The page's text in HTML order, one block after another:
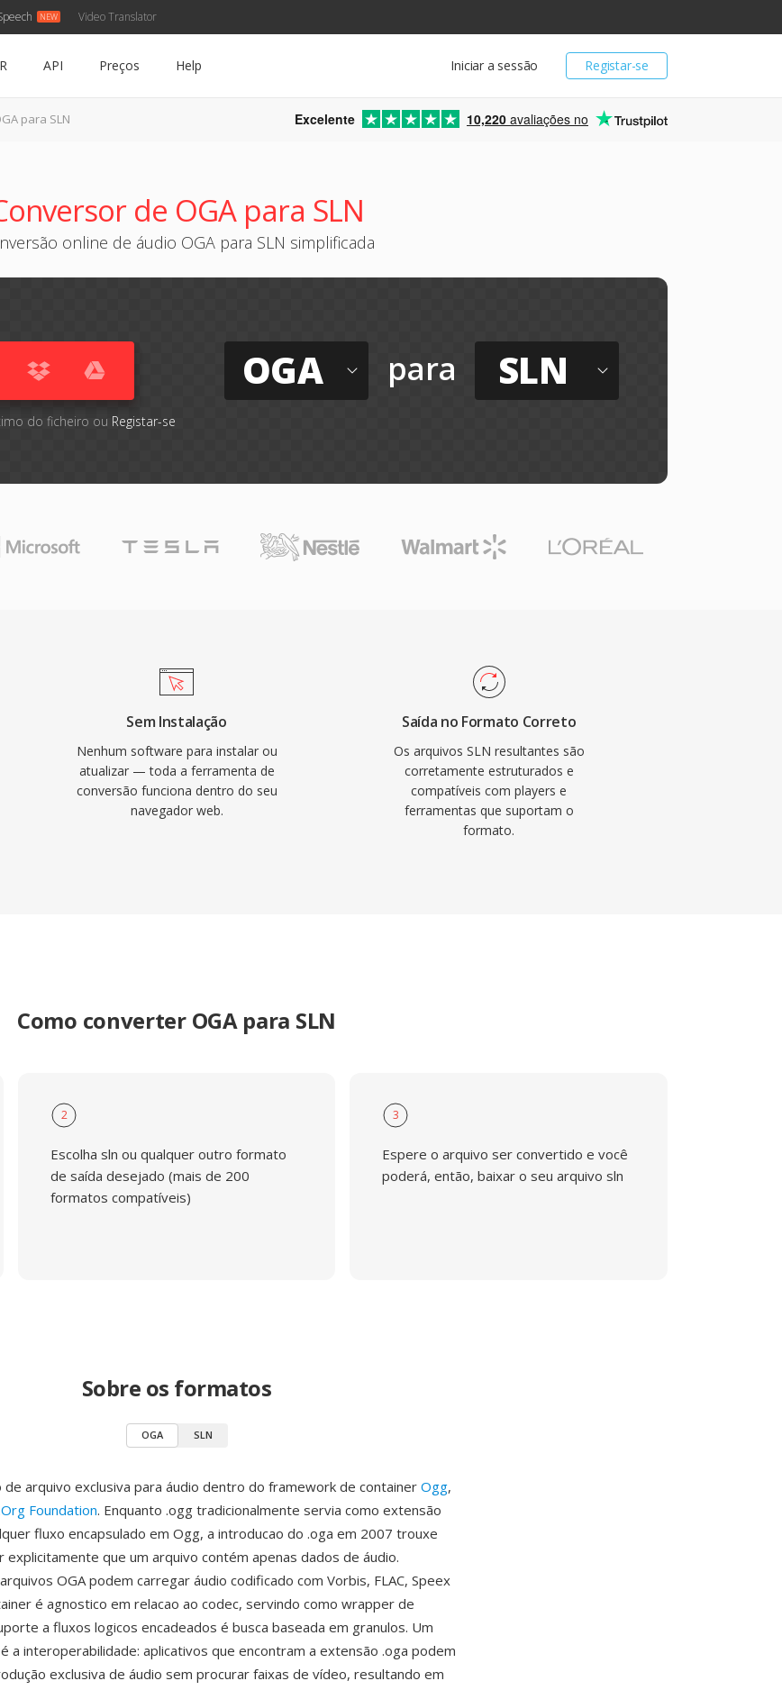
Video Translator
Registar-se
Iniciar a sessão
API Preços Help
para SLN Excelente 10,220 avaliações no
de OGA para SLN
online de áudio OGA para SLN simplificada
do ficheiro ou Registar-se
OGA para SLN
Sem Instalação
Nenhum software para instalar ou
atualizar — toda a ferramenta de
conversão funciona dentro do seu
navegador web.
Saída no Formato Correto
Os arquivos SLN resultantes são
corretamente estruturados e
compatíveis com players e
ferramentas que suportam o
formato.
Como converter OGA para SLN
2
Escolha sln ou qualquer outro formato
de saída desejado (mais de 200
formatos compatíveis)
3
Espere o arquivo ser convertido e você
poderá, então, baixar o seu arquivo sln
Sobre os formatos
OGA SLN
de arquivo exclusiva para áudio dentro do framework de container Ogg,
Foundation. Enquanto .ogg tradicionalmente servia como extensão
fluxo encapsulado em Ogg, a introducao do .oga em 2007 trouxe
explicitamente que um arquivo contém apenas dados de áudio.
OGA podem carregar áudio codificado com Vorbis, FLAC, Speex
é agnostico em relacao ao codec, servindo como wrapper de
a fluxos logicos encadeados é busca baseada em granulos. Um
a interoperabilidade: aplicativos que encontram a extensão .oga podem
exclusiva de áudio sem procurar faixas de vídeo, resultando em